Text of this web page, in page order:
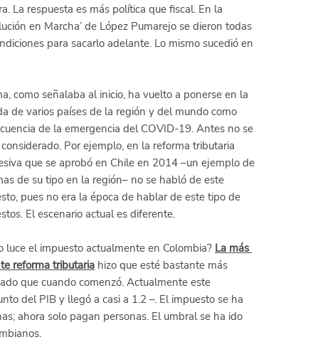
La respuesta es más política que fiscal. En la
en Marcha’ de López Pumarejo se dieron todas
para sacarlo adelante. Lo mismo sucedió en
como señalaba al inicio, ha vuelto a ponerse en la
de varios países de la región y del mundo como
de la emergencia del COVID-19. Antes no se
Por ejemplo, en la reforma tributaria
que se aprobó en Chile en 2014 –un ejemplo de
de su tipo en la región– no se habló de este
pues no era la época de hablar de este tipo de
El escenario actual es diferente.
luce el impuesto actualmente en Colombia? La más
reforma tributaria hizo que esté bastante más
que cuando comenzó. Actualmente este
del PIB y llegó a casi a 1.2 –. El impuesto se ha
ahora solo pagan personas. El umbral se ha ido